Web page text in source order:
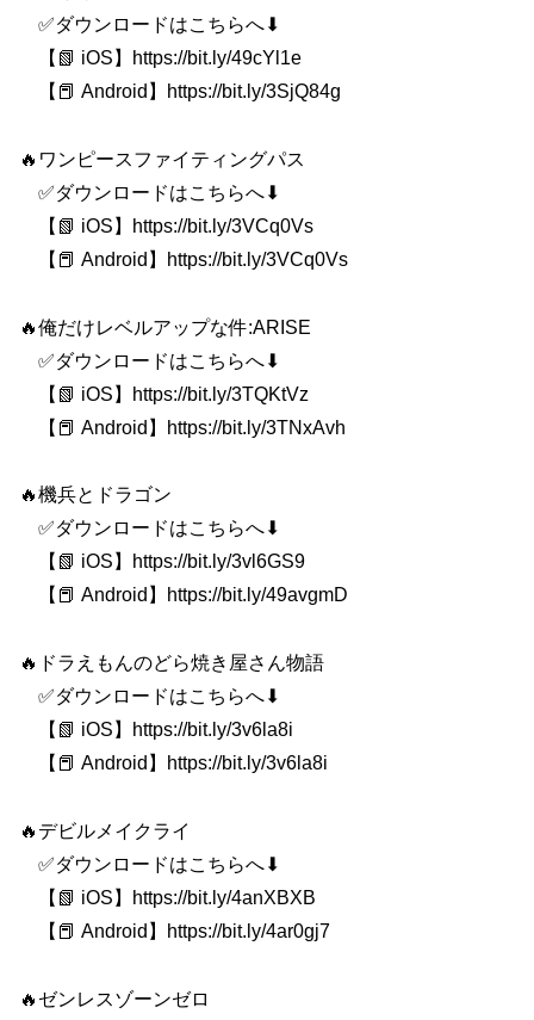
✅ダウンロードはこちらへ⬇
【📗 iOS】https://bit.ly/49cYl1e
【📕 Android】https://bit.ly/3SjQ84g
🔥ワンピースファイティングパス
✅ダウンロードはこちらへ⬇
【📗 iOS】https://bit.ly/3VCq0Vs
【📕 Android】https://bit.ly/3VCq0Vs
🔥俺だけレベルアップな件:ARISE
✅ダウンロードはこちらへ⬇
【📗 iOS】https://bit.ly/3TQKtVz
【📕 Android】https://bit.ly/3TNxAvh
🔥機兵とドラゴン
✅ダウンロードはこちらへ⬇
【📗 iOS】https://bit.ly/3vl6GS9
【📕 Android】https://bit.ly/49avgmD
🔥ドラえもんのどら焼き屋さん物語
✅ダウンロードはこちらへ⬇
【📗 iOS】https://bit.ly/3v6la8i
【📕 Android】https://bit.ly/3v6la8i
🔥デビルメイクライ
✅ダウンロードはこちらへ⬇
【📗 iOS】https://bit.ly/4anXBXB
【📕 Android】https://bit.ly/4ar0gj7
🔥ゼンレスゾーンゼロ